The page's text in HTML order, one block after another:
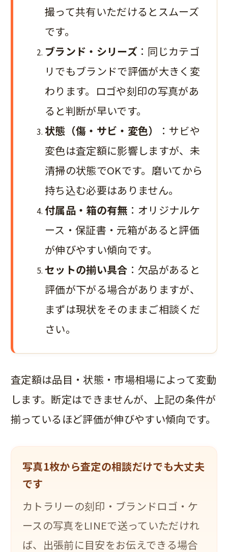
撮って共有いただけるとスムーズ
です。
ブランド・シリーズ ：同じカテゴ
リでもブランドで評価が大きく変
わります。ロゴや刻印の写真があ
ると判断が早いです。
状態（傷・サビ・変色）
：サビや
変色は査定額に影響しますが、未
清掃の状態でOKです。磨いてから
持ち込む必要はありません。
付属品・箱の有無 ：オリジナルケ
ース・保証書・元箱があると評価
が伸びやすい傾向です。
セットの揃い具合 ：欠品があると
評価が下がる場合がありますが、
まずは現状をそのままご相談くだ
さい。
査定額は品目・状態・市場相場によって変動
します。断定はできませんが、上記の条件が
揃っているほど評価が伸びやすい傾向です。
写真1枚から査定の相談だけでも大丈夫
です
カトラリーの刻印・ブランドロゴ・ケ
ースの写真をLINEで送っていただけれ
ば、出張前に目安をお伝えできる場合